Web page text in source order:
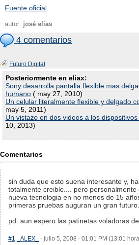
Fuente oficial
autor: josé elías
4 comentarios
Futuro Digital
Posteriormente en eliax:
Sony desarrolla pantalla flexible mas
humano ( may 27, 2010)
Un celular literalmente flexible y delgado
may 5, 2011)
Un vistazo en dos videos a los
10, 2013)
Comentarios
sin duda que esto suena interesante y,
totalmente creible.... pero
nueva tecnologia en no menos de 15
primeras pruebas auguran un gran
pd. aun espero las patinetas voladoras
#1 _ALEX_ - julio 5, 2008 - 01:01 PM (13:01